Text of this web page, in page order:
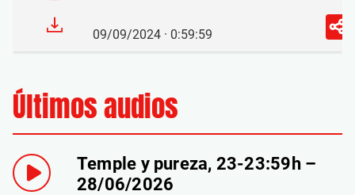
09/09/2024 · 0:59:59
Últimos audios
Temple y pureza, 23-23:59h –
28/06/2026